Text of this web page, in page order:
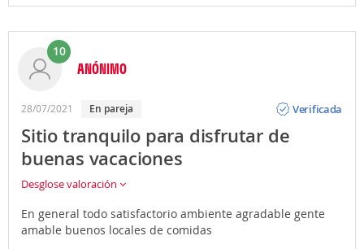
10
ANÓNIMO
28/07/2021 En pareja
Verificada
Sitio tranquilo para disfrutar de
buenas vacaciones
Desglose valoración
En general todo satisfactorio ambiente agradable gente
amable buenos locales de comidas